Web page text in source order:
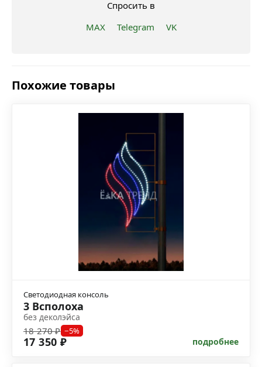
Спросить в
MAX
Telegram VK
Похожие товары
Светодиодная консоль
3 Всполоха
без деколэйса
18 270 ₽ −5%
17 350 ₽ подробнее